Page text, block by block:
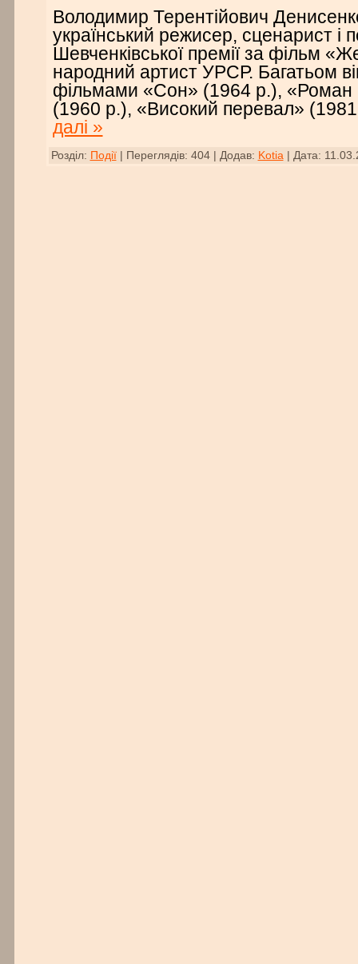
Володимир Терентійович
український режисер, сценарист і
Шевченківської премії за фільм
народний артист УРСР. Багатьом
фільмами «Сон» (1964 р.), «Роман
(1960 р.), «Високий перевал»
далі »
Розділ: Події| Переглядів: 404| Додав: Kotia| Дата: